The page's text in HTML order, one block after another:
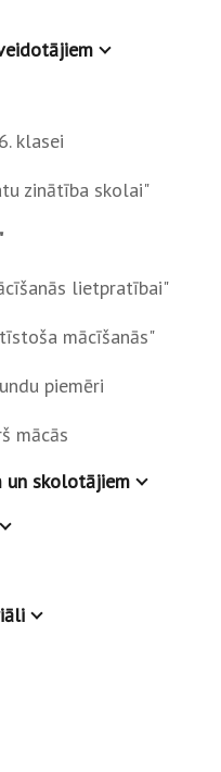
klasei
zinātība skolai"
lietpratībai"
mācīšanās"
piemēri
mācās
un skolotājiem